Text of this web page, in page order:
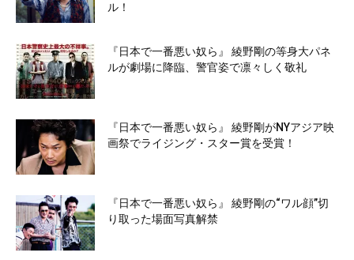
ル！
『日本で一番悪い奴ら』 綾野剛の等身大パネ
ルが劇場に降臨、警官姿で凛々しく敬礼
『日本で一番悪い奴ら』 綾野剛がNYアジア映
画祭でライジング・スター賞を受賞！
『日本で一番悪い奴ら』 綾野剛の“ワル顔”切
り取った場面写真解禁